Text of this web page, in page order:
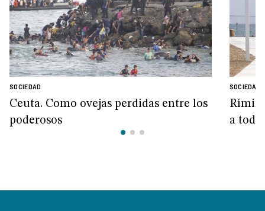
SOCIEDAD
Ceuta. Como ovejas perdidas entre los
poderosos
SOCIEDAD
a